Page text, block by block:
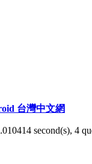
台灣中文網
second(s), 4